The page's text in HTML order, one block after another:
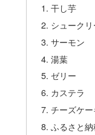
干し芋
シュークリ
サーモン
湯葉
ゼリー
カステラ
チーズケ
ふるさと